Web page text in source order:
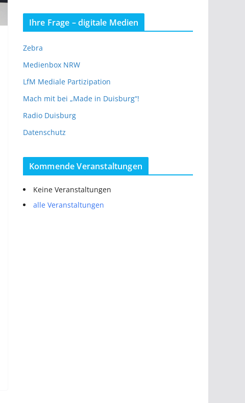
Ihre Frage – digitale Medien
Zebra
Medienbox NRW
LfM Mediale Partizipation
Mach mit bei „Made in Duisburg“!
Radio Duisburg
Datenschutz
Kommende Veranstaltungen
Keine Veranstaltungen
alle Veranstaltungen